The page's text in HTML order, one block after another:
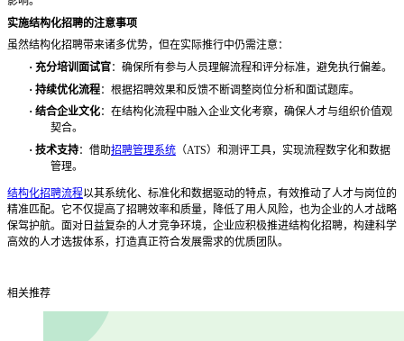
实施结构化招聘的注意事项
虽然结构化招聘带来诸多优势，但在实际推行中仍需注意：
· 充分培训面试官：确保所有参与人员理解流程和评分标准，避免执行偏差。
· 持续优化流程：根据招聘效果和反馈不断调整岗位分析和面试题库。
· 结合企业文化：在结构化流程中融入企业文化考察，确保人才与组织价值观
契合。
· 技术支持：借助招聘管理系统 （ATS）和测评工具，实现流程数字化和数据
管理。
结构化招聘流程以其系统化、标准化和数据驱动的特点，有效推动了人才与岗位的
精准匹配。它不仅提高了招聘效率和质量，降低了用人风险，也为企业的人才战略
保驾护航。面对日益复杂的人才竞争环境，企业应积极推进结构化招聘，构建科学
高效的人才选拔体系，打造真正符合发展需求的优质团队。
相关推荐